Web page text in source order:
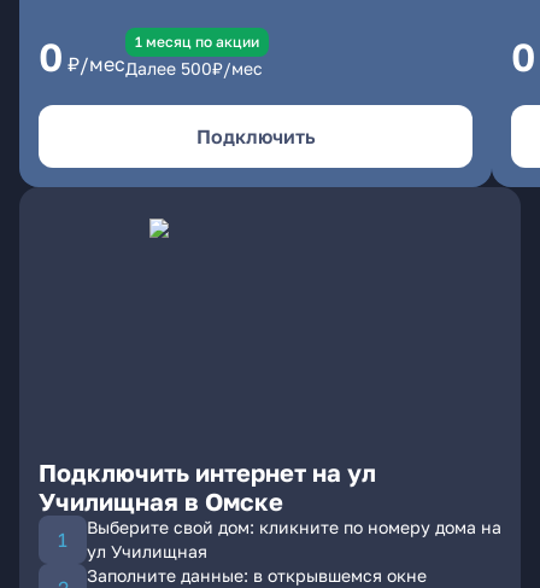
0 ₽/мес
1 месяц по акции
Далее 500₽/мес
Подключить
0
Подключить интернет на ул
Училищная в Омске
Выберите свой дом: кликните по номеру дома на
ул Училищная
Заполните данные: в открывшемся окне